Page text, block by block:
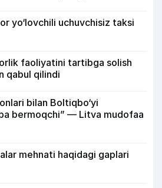
yo‘lovchili uchuvchisiz taksi
faoliyatini tartibga solish
qabul qilindi
bilan Boltiqbo‘yi
bermoqchi” — Litva mudofaa
mehnati haqidagi gaplari